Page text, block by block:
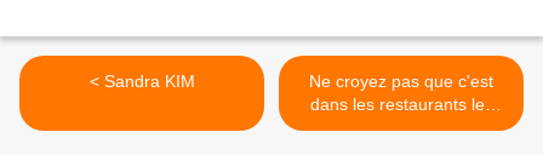
< Sandra KIM
Ne croyez pas que c'est
dans les restaurants les
plus chers ou les plus à la